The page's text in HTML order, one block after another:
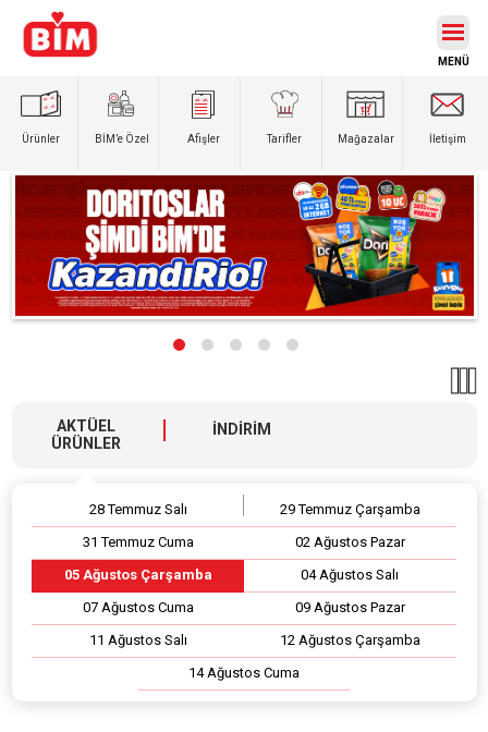
Ürünler BİM’e Özel Afişler Tarifler Mağazalar İletişim
AKTÜEL
ÜRÜNLER
İNDİRİM
28 Temmuz Salı
29 Temmuz Çarşamba
31 Temmuz Cuma
02 Ağustos Pazar
05 Ağustos Çarşamba
04 Ağustos Salı
07 Ağustos Cuma
09 Ağustos Pazar
11 Ağustos Salı
12 Ağustos Çarşamba
14 Ağustos Cuma